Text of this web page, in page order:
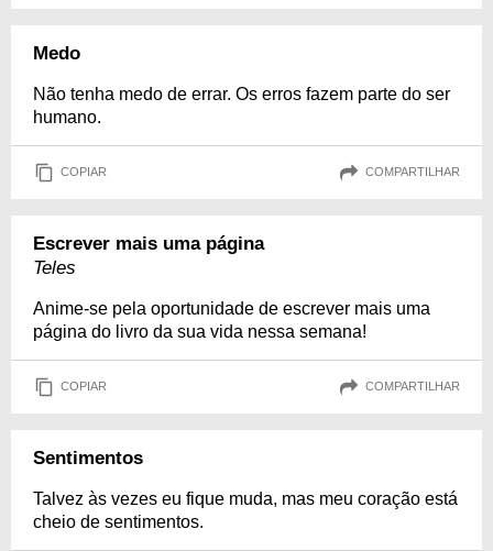
Medo
Não tenha medo de errar. Os erros fazem parte do ser
humano.
COPIAR COMPARTILHAR
Escrever mais uma página
Teles
Anime-se pela oportunidade de escrever mais uma
página do livro da sua vida nessa semana!
COPIAR COMPARTILHAR
Sentimentos
Talvez às vezes eu fique muda, mas meu coração está
cheio de sentimentos.